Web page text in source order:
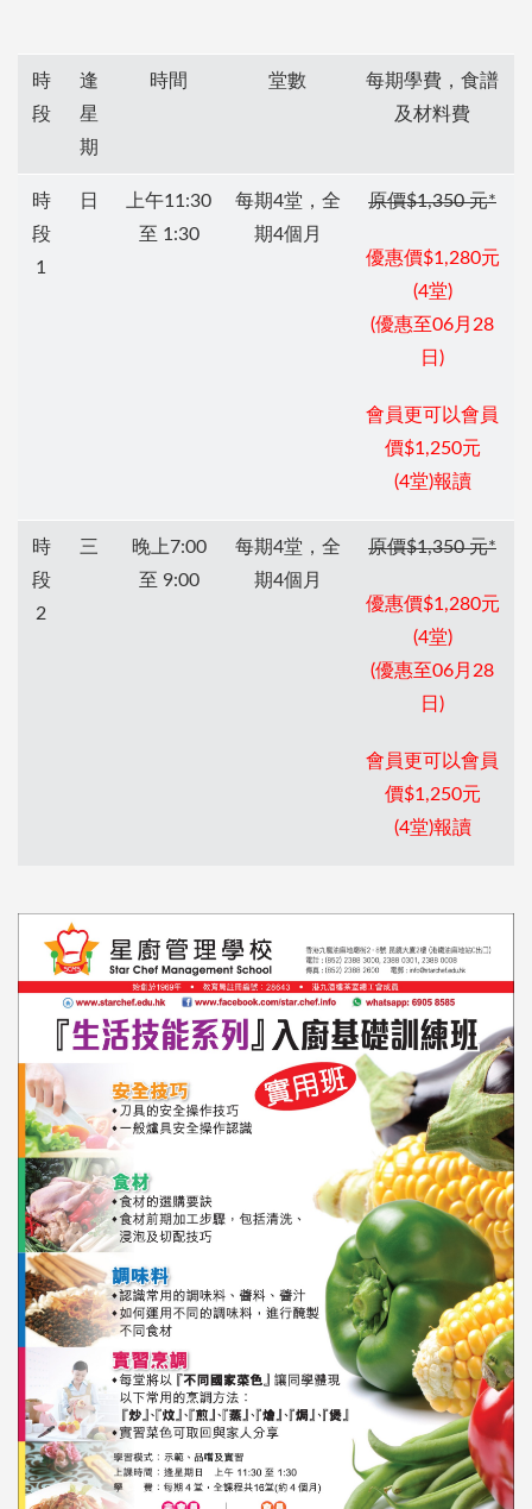
時
段
逢
星
期
時間 堂數
每期學費，食譜
及材料費
時
段
1
日
上午11:30
至 1:30
每期4堂，全
期4個月
原價$1,350 元*
優惠價$1,280元
(4堂)
(優惠至06月28
日)
會員更可以會員
價$1,250元
(4堂)報讀
時
段
2
三
晚上7:00
至 9:00
每期4堂，全
期4個月
原價$1,350 元*
優惠價$1,280元
(4堂)
(優惠至06月28
日)
會員更可以會員
價$1,250元
(4堂)報讀